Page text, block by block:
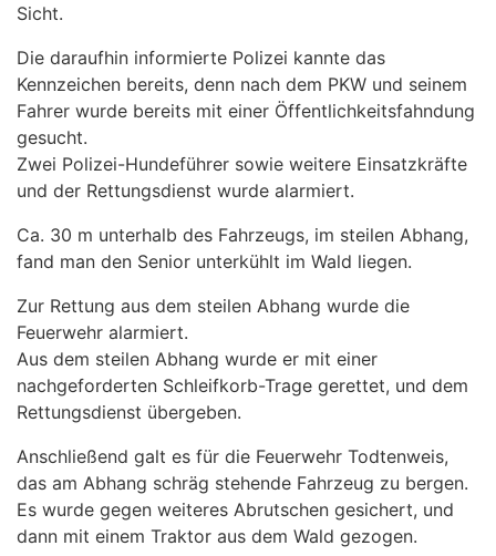
Sicht.
Die daraufhin informierte Polizei kannte das
Kennzeichen bereits, denn nach dem PKW und seinem
Fahrer wurde bereits mit einer Öffentlichkeitsfahndung
gesucht.
Zwei Polizei-Hundeführer sowie weitere Einsatzkräfte
und der Rettungsdienst wurde alarmiert.
Ca. 30 m unterhalb des Fahrzeugs, im steilen Abhang,
fand man den Senior unterkühlt im Wald liegen.
Zur Rettung aus dem steilen Abhang wurde die
Feuerwehr alarmiert.
Aus dem steilen Abhang wurde er mit einer
nachgeforderten Schleifkorb-Trage gerettet, und dem
Rettungsdienst übergeben.
Anschließend galt es für die Feuerwehr Todtenweis,
das am Abhang schräg stehende Fahrzeug zu bergen.
Es wurde gegen weiteres Abrutschen gesichert, und
dann mit einem Traktor aus dem Wald gezogen.